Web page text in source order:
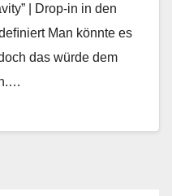
| Drop-in in den
Man kön­nte es
das würde dem